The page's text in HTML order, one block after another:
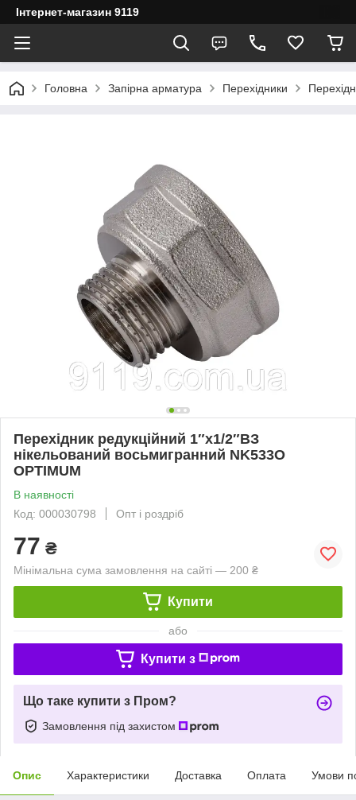
Інтернет-магазин 9119
Головна Запірна арматура Перехідники
Перехідник редукційний 1″х1/2″ВЗ
нікельований восьмигранний NK533O
OPTIMUM
В наявності
Код: 000030798
Опт і роздріб
77 ₴
Мінімальна сума замовлення на сайті — 200 ₴
Купити
або
Купити з
Що таке купити з Пром?
Замовлення під захистом
Опис Характеристики Доставка Оплата Умови